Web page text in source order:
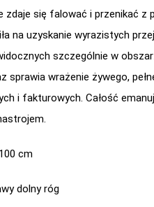
zdaje się falować i przenikać z
na uzyskanie wyrazistych
szczególnie w
sprawia wrażenie żywego,
i fakturowych. Całość
cm
dolny róg